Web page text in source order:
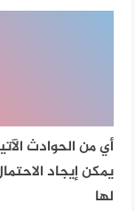
أي من الحوادث
يمكن إيجاد
لها